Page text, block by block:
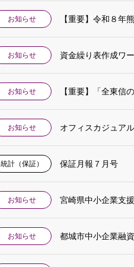
お知らせ 【重要】令和８年
お知らせ 資金繰り表作成ワ
お知らせ 【重要】「全東信
お知らせ オフィスカジュア
統計（保証） 保証月報７月号
お知らせ 宮崎県中小企業支
お知らせ 都城市中小企業融